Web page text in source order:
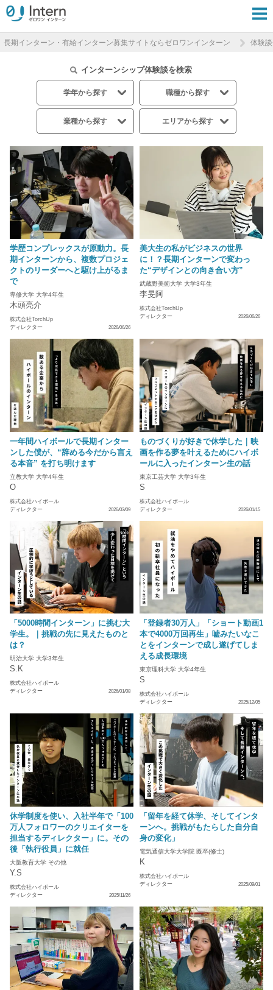
長期インターン・有給インターン募集サイトならゼロワンインターン 体験
インターンシップ体験談を検索
学年から探す 職種から探す
業種から探す エリアから探す
学歴コンプレックスが原動力。長
期インターンから、複数プロジェ
クトのリーダーへと駆け上がるま
で
専修大学 大学4年生
木頭亮介
株式会社TorchUp
ディレクター
2026/06/26
美大生の私がビジネスの世界
に！？長期インターンで変わっ
た“デザインとの向き合い方”
武蔵野美術大学 大学3年生
李旻阿
株式会社TorchUp
ディレクター
2026/06/26
一年間ハイボールで長期インター
ンした僕が、“辞める今だから言え
る本音” を打ち明けます
立教大学 大学4年生
O
株式会社ハイボール
ディレクター
2026/03/09
ものづくりが好きで休学した｜映
画を作る夢を叶えるためにハイボ
ールに入ったインターン生の話
東京工芸大学 大学3年生
S
株式会社ハイボール
ディレクター
2026/01/15
「5000時間インターン」に挑む大
学生。｜挑戦の先に見えたものと
は？
明治大学 大学3年生
S.K
株式会社ハイボール
ディレクター
2026/01/08
「登録者30万人」「ショート動画1
本で4000万回再生」嘘みたいなこ
とをインターンで成し遂げてしま
える成長環境
東京理科大学 大学4年生
S
株式会社ハイボール
ディレクター
2025/12/05
休学制度を使い、入社半年で「100
万人フォロワーのクリエイターを
担当するディレクター」に。その
後「執行役員」に就任
大阪教育大学 その他
Y.S
株式会社ハイボール
ディレクター
2025/11/26
「留年を経て休学、そしてインタ
ーンへ。挑戦がもたらした自分自
身の変化」
電気通信大学大学院 既卒(修士)
K
株式会社ハイボール
ディレクター
2025/09/01